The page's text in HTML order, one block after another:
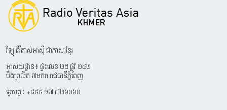
វិទ្យុ វើរីតាស់អាស៊ី ជាភាសាខ្មែរ
អាសយដ្ឋាន៖ ផ្ទះលេខ ២៥ ផ្លូវ ២៤២
បឹងព្រលិត ៧មករា រាជធានីភ្នំពេញ
ទូរសព្ទ៖ +៨៥៥ ១៧ ៧២៦០៦០